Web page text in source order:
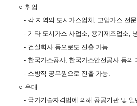
○ 취업
- 각 지역의 도시가스업체, 고압가스 전
- 기타 도시가스 사업소, 용기제조업소,
- 건설회사 등으로도 진출 가능.
- 한국가스공사, 한국가스안전공사 등의
- 소방직 공무원으로 진출 가능.
○ 우대
- 국가기술자격법에 의해 공공기관 및